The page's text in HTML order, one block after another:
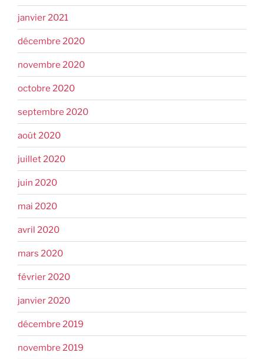
janvier 2021
décembre 2020
novembre 2020
octobre 2020
septembre 2020
août 2020
juillet 2020
juin 2020
mai 2020
avril 2020
mars 2020
février 2020
janvier 2020
décembre 2019
novembre 2019